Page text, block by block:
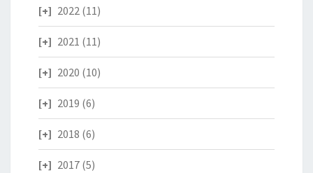
2022 (11)
2021 (11)
2020 (10)
2019 (6)
2018 (6)
2017 (5)